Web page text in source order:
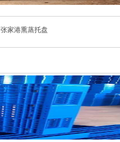
张家港熏蒸托盘